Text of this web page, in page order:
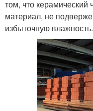
том, что керамический
материал, не
избыточную влажность.